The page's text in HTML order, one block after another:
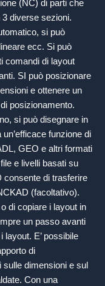
(NC) di parti che
diverse sezioni.
si può
ecc. Si può
comandi di layout
SI può posizionare
e ottenere un
posizionamento.
si può disegnare in
funzione di
GEO e altri formati
e livelli basati su
consente di trasferire
(facoltativo).
di copiare i layout in
un passo avanti
layout. E’ possibile
di
dimensioni e sul
Con una